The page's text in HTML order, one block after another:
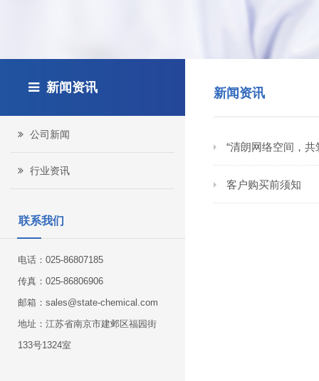
新闻资讯
公司新闻
行业资讯
联系我们
电话：025-86807185
传真：025-86806906
邮箱：sales@state-chemical.com
地址：江苏省南京市建邺区福园街
133号1324室
新闻资讯
“清朗网络空间，
客户购买前须知